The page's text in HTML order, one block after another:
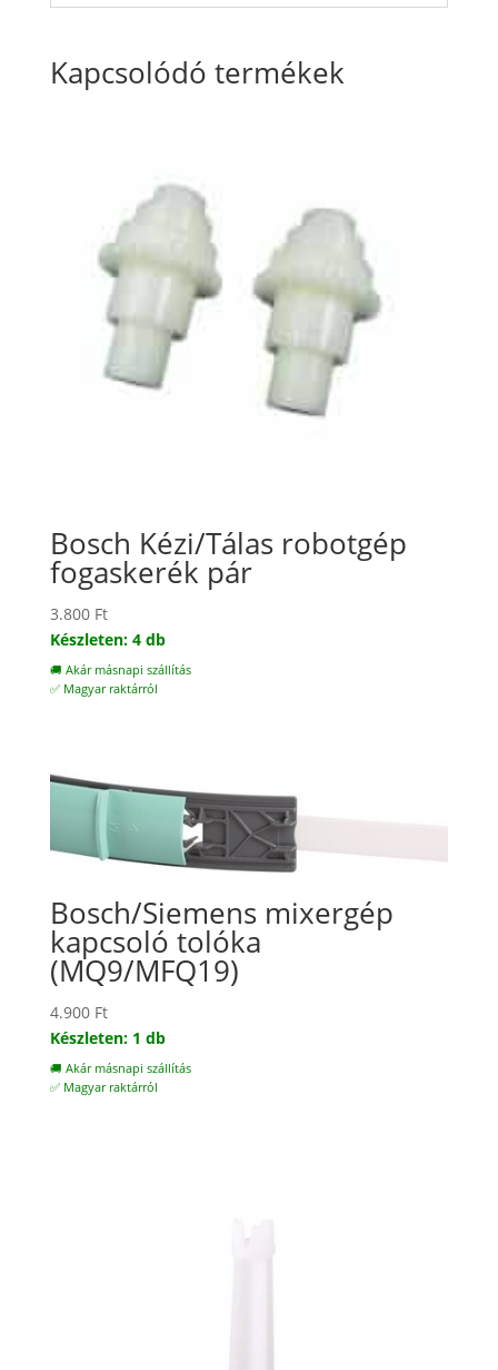
Kapcsolódó termékek
Bosch Kézi/Tálas robotgép
fogaskerék pár
3.800 Ft
Készleten: 4 db
🚚 Akár másnapi szállítás
✅ Magyar raktárról
Bosch/Siemens mixergép
kapcsoló tolóka
(MQ9/MFQ19)
4.900 Ft
Készleten: 1 db
🚚 Akár másnapi szállítás
✅ Magyar raktárról